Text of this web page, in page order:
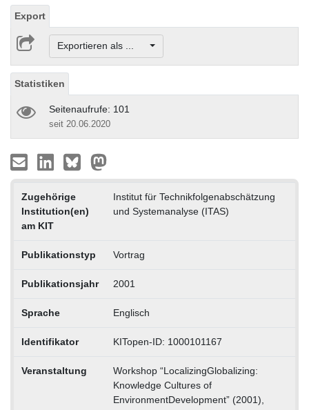
Export
Exportieren als ...
Statistiken
Seitenaufrufe: 101
seit 20.06.2020
Zugehörige
Institution(en)
am KIT
Institut für Technikfolgenabschätzung
und Systemanalyse (ITAS)
Publikationstyp Vortrag
Publikationsjahr 2001
Sprache Englisch
Identifikator KITopen-ID: 1000101167
Veranstaltung
Workshop “LocalizingGlobalizing:
Knowledge Cultures of
EnvironmentDevelopment” (2001),